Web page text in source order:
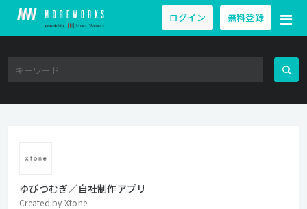
ログイン 無料登録
ゆびつむぎ／自社制作アプリ
Created by Xtone